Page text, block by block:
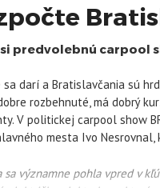
predvolebnú carpool
darí a Bratislavčania sú
rozbehnuté, má dobrý
V politickej carpool show
mesta Ivo
sa významne pohla vpred v